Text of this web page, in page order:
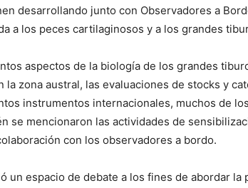
desarrollando junto con Observadores a
a los peces cartilaginosos y a los grandes
aspectos de la biología de los grandes
la zona austral, las evaluaciones de stocks y
instrumentos internacionales, muchos de
se mencionaron las actividades de
con los observadores a bordo.
un espacio de debate a los fines de abordar la